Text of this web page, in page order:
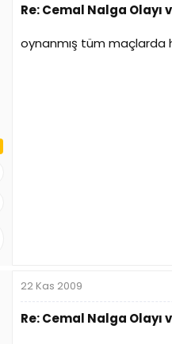
Re: Cemal Nalga Olayı
oynanmış tüm maçlarda
22 Kas 2009
Re: Cemal Nalga Olayı